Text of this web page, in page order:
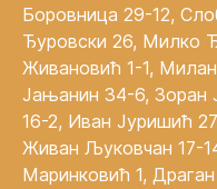
Боровница 29-12,
Ђуровски 26, Милко
Живановић 1-1,
Јањанин 34-6, Зоран
16-2, Иван Јуришић
Живан Љуковчан 17-
Маринковић 1,